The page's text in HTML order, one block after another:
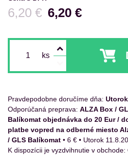
6,20 €
Pred zľavou:
6,20 €
ks
Pravdepodobne doručíme dňa: Utorok
ALZA Box /
Balíkomat objednávka do 20 Eur /
platbe vopred na odberné miesto
/ GLS Balíkomat • 6 € • Utorok